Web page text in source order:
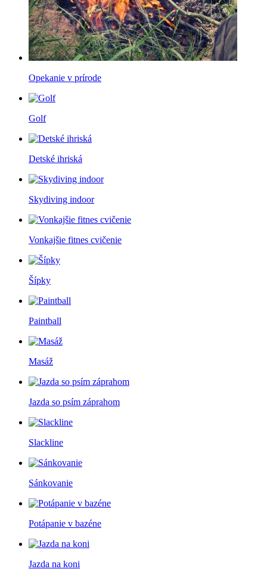
Opekanie v prírode
Golf
Detské ihriská
Skydiving indoor
Vonkajšie fitnes cvičenie
Šípky
Paintball
Masáž
Jazda so psím záprahom
Slackline
Sánkovanie
Potápanie v bazéne
Jazda na koni